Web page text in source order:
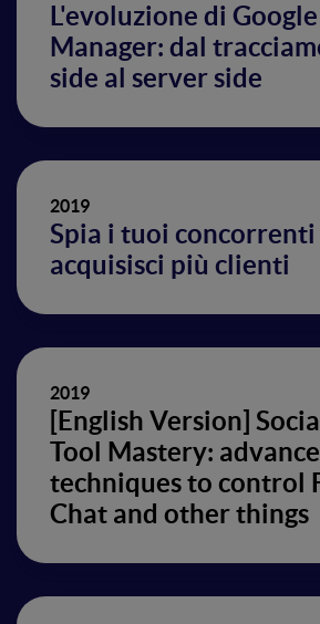
L'evoluzione di Google
Manager: dal
side al server side
2019
Spia i tuoi concorrenti
acquisisci più clienti
2019
[English Version]
Tool Mastery:
techniques to control
Chat and other things